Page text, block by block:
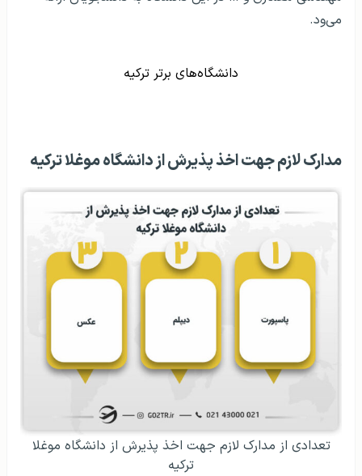
می‌ود.
دانشگاه‌های برتر ترکیه
مدارک لازم جهت اخذ پذیرش از دانشگاه موغلا ترکیه
تعدادی از مدارک لازم جهت اخذ پذیرش از دانشگاه موغلا
ترکیه